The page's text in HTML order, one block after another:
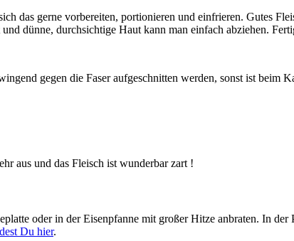
das gerne vorbereiten, portionieren und einfrieren. Gutes
dünne, durchsichtige Haut kann man einfach abziehen.
gegen die Faser aufgeschnitten werden, sonst ist beim
aus und das Fleisch ist wunderbar zart !
oder in der Eisenpfanne mit großer Hitze anbraten. In der
Du hier.